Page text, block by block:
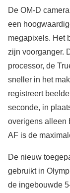
De OM-D
een
megapixels. Het
zijn voorganger.
processor, de
sneller in het
registreert
seconde, in
overigens alleen
AF is de
De nieuw
gebruikt in
de ingebouwde